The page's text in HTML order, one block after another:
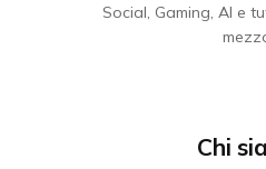
Social, Gaming, AI e
Chi